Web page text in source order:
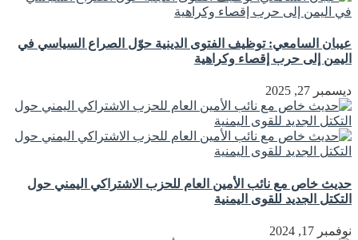
عيبان السامعي: توظيف الفتوى الدينية حوّل الصراع السياسي في
اليمن إلى حرب إقصاء وكراهية
ديسمبر 27, 2025
حديث خاص مع نائب الأمين العام للحزب الاشتراكي اليمني حول
التكتل الجديد للقوى اليمنية
نوفمبر 17, 2024